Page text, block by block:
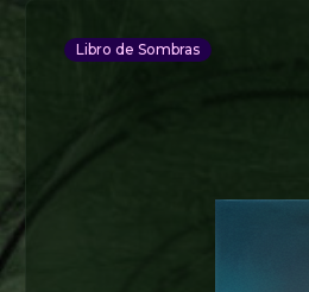
Libro de Sombras